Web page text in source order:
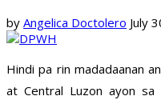
by Angelica Doctolero July
Hindi pa rin madadaanan
at Central Luzon ayon